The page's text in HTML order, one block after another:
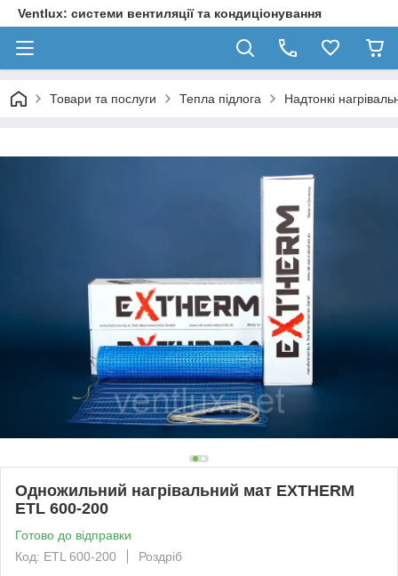
Ventlux: системи вентиляції та кондиціонування
Товари та послуги Тепла підлога Надтонкі
Одножильний нагрівальний мат EXTHERM
ETL 600-200
Готово до відправки
Код: ETL 600-200
Роздріб